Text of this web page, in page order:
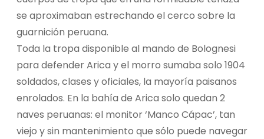
se aproximaban estrechando el cerco sobre la
guarnición peruana.
Toda la tropa disponible al mando de Bolognesi
para defender Arica y el morro sumaba solo 1904
soldados, clases y oficiales, la mayoría paisanos
enrolados. En la bahía de Arica solo quedan 2
naves peruanas: el monitor ‘Manco Cápac’, tan
viejo y sin mantenimiento que sólo puede navegar